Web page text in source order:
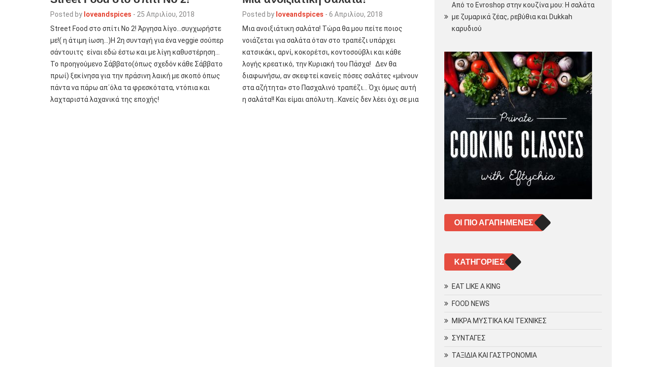
Posted by loveandspices - 25 Απριλίου, 2018
Street Food στο σπίτι No 2! Άργησα λίγο…συγχωρήστε
με!( η άτιμη ίωση…)H 2η συνταγή για ένα veggie σούπερ
σάντουιτς είναι εδώ έστω και με λίγη καθυστέρηση…
Το προηγούμενο Σάββατο(όπως σχεδόν κάθε Σάββατο
πρωί) ξεκίνησα για την πράσινη λαική με σκοπό όπως
πάντα να πάρω απ΄όλα τα φρεσκότατα, ντόπια και
λαχταριστά λαχανικά της εποχής!
Posted by loveandspices - 6 Απριλίου, 2018
Μια ανοιξιάτικη σαλάτα! Τώρα θα μου πείτε ποιος
νοιάζεται για σαλάτα όταν στο τραπέζι υπάρχει
κατσικάκι, αρνί, κοκορέτσι, κοντοσούβλι και κάθε
λογής κρεατικό, την Κυριακή του Πάσχα! Δεν θα
διαφωνήσω, αν σκεφτεί κανείς πόσες σαλάτες «μένουν
στα αζήτητα» στο Πασχαλινό τραπέζι… Όχι όμως αυτή
η σαλάτα!! Και είμαι απόλυτη…Κανείς δεν λέει όχι σε μια
Από το Evroshop στην κουζίνα μου: Η σαλάτα
με ζυμαρικά ζέας, ρεβύθια και Dukkah
καρυδιού
ΟΙ ΠΙΟ ΑΓΑΠΗΜΈΝΕΣ
KΑΤΗΓΟΡΊΕΣ
EAT LIKE A KING
FOOD NEWS
ΜΙΚΡΑ ΜΥΣΤΙΚΑ ΚΑΙ ΤΕΧΝΙΚΕΣ
ΣΥΝΤΑΓΕΣ
ΤΑΞΙΔΙΑ ΚΑΙ ΓΑΣΤΡΟΝΟΜΙΑ